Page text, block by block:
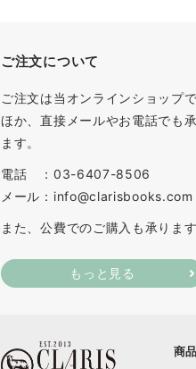
ご注文について
ご注文は当オンラインショップ
ほか、直接メールやお電話でも
ます。
電話 ：03-6407-8506
メール：info@clarisbooks.com
また、公費でのご購入も承ります
もっと見る
商